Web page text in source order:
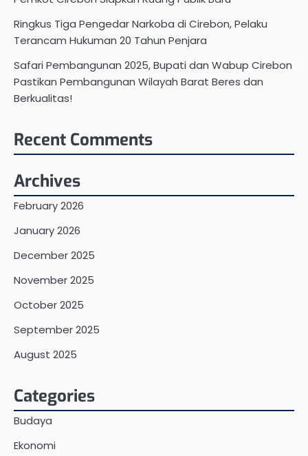
Ringkus Tiga Pengedar Narkoba di Cirebon, Pelaku
Terancam Hukuman 20 Tahun Penjara
Safari Pembangunan 2025, Bupati dan Wabup Cirebon
Pastikan Pembangunan Wilayah Barat Beres dan
Berkualitas!
Recent Comments
Archives
February 2026
January 2026
December 2025
November 2025
October 2025
September 2025
August 2025
Categories
Budaya
Ekonomi